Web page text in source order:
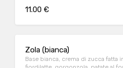
11.00 €
Zola (bianca)
Base bianca, crema di zucca fatta